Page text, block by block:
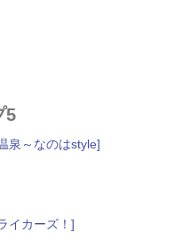
5
泉～なのはstyle]
イカーズ！]